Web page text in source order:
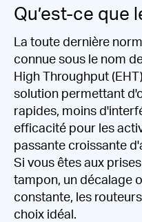
Français
Qu’est-ce que
La toute dernière
connue sous le nom
High Throughput
solution permettant
rapides, moins
efficacité pour les
passante croissante
Si vous êtes aux
tampon, un décalage
constante, les
choix idéal.